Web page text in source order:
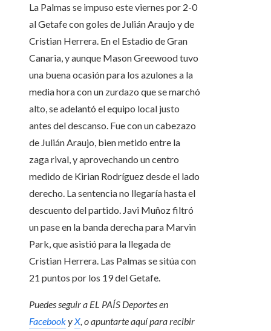
La Palmas se impuso este viernes por 2-0
al Getafe con goles de Julián Araujo y de
Cristian Herrera. En el Estadio de Gran
Canaria, y aunque Mason Greewood tuvo
una buena ocasión para los azulones a la
media hora con un zurdazo que se marchó
alto, se adelantó el equipo local justo
antes del descanso. Fue con un cabezazo
de Julián Araujo, bien metido entre la
zaga rival, y aprovechando un centro
medido de Kirian Rodríguez desde el lado
derecho. La sentencia no llegaría hasta el
descuento del partido. Javi Muñoz filtró
un pase en la banda derecha para Marvin
Park, que asistió para la llegada de
Cristian Herrera. Las Palmas se sitúa con
21 puntos por los 19 del Getafe.
Puedes seguir a EL PAÍS Deportes en
Facebooky X , o apuntarte aquí para recibir